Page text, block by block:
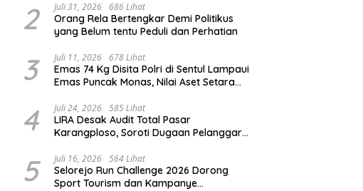
2 Juli 31, 2026 686 Lihat
Orang Rela Bertengkar Demi Politikus
yang Belum tentu Peduli dan Perhatian
3 Juli 11, 2026 678 Lihat
Emas 74 Kg Disita Polri di Sentul Lampaui
Emas Puncak Monas, Nilai Aset Setara
4 Juli 24, 2026 585 Lihat
LIRA Desak Audit Total Pasar
Karangploso, Soroti Dugaan Pelanggaran
5 Juli 16, 2026 564 Lihat
Selorejo Run Challenge 2026 Dorong
Sport Tourism dan Kampanye